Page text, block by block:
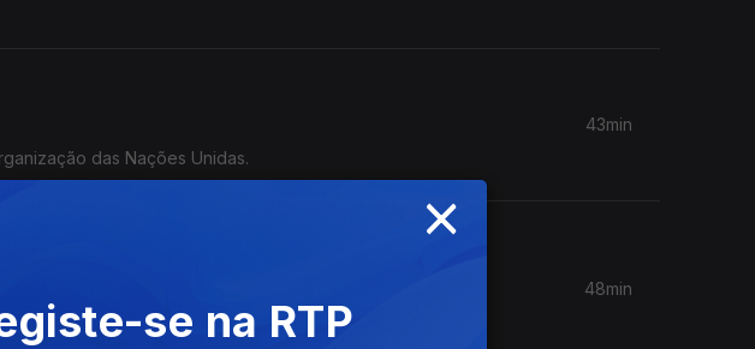
das Nações Unidas.
43min
Unidas na República Centro-
48min
×
se na RTP